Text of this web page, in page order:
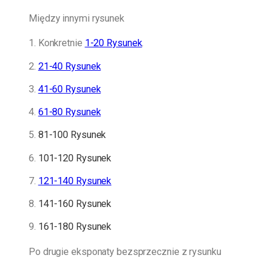
Między innymi rysunek
1. Konkretnie 1-20 Rysunek.
2. 21-40 Rysunek
3. 41-60 Rysunek
4. 61-80 Rysunek
5. 81-100 Rysunek
6. 101-120 Rysunek
7. 121-140 Rysunek
8. 141-160 Rysunek
9. 161-180 Rysunek
Po drugie eksponaty bezsprzecznie z rysunku